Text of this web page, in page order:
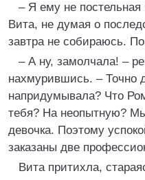
– Я ему не постельная
Вита, не думая о
завтра не собираюсь.
– А ну, замолчала! –
нахмурившись. – Точно
напридумывала? Что
тебя? На неопытную?
девочка. Поэтому
заказаны две
Вита притихла,